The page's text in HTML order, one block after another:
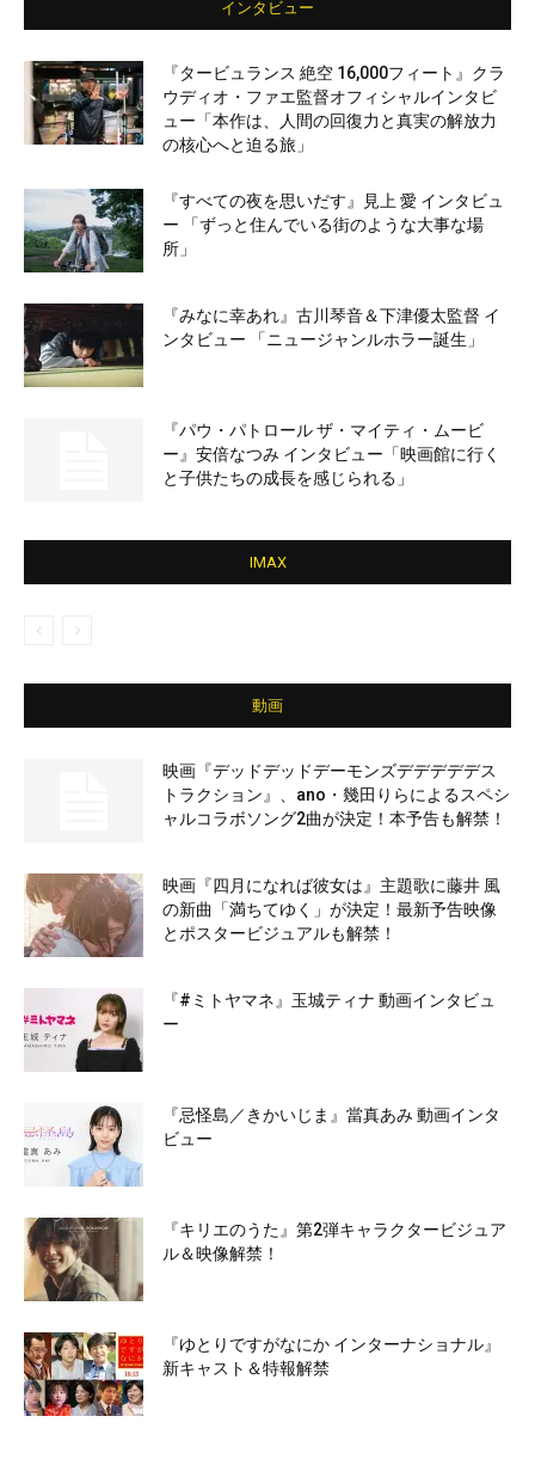
インタビュー
『タービュランス 絶空 16,000フィート』クラ
ウディオ・ファエ監督オフィシャルインタビ
ュー「本作は、人間の回復力と真実の解放力
の核心へと迫る旅」
『すべての夜を思いだす』見上 愛 インタビュ
ー 「ずっと住んでいる街のような大事な場
所」
『みなに幸あれ』古川琴音＆下津優太監督 イ
ンタビュー 「ニュージャンルホラー誕生」
『パウ・パトロール ザ・マイティ・ムービ
ー』安倍なつみ インタビュー「映画館に行く
と子供たちの成長を感じられる」
IMAX
動画
映画『デッドデッドデーモンズデデデデデス
トラクション』、ano・幾田りらによるスペシ
ャルコラボソング2曲が決定！本予告も解禁！
映画『四月になれば彼女は』主題歌に藤井 風
の新曲「満ちてゆく」が決定！最新予告映像
とポスタービジュアルも解禁！
『#ミトヤマネ』玉城ティナ 動画インタビュ
ー
『忌怪島／きかいじま』當真あみ 動画インタ
ビュー
『キリエのうた』第2弾キャラクタービジュア
ル＆映像解禁！
『ゆとりですがなにか インターナショナル』
新キャスト＆特報解禁